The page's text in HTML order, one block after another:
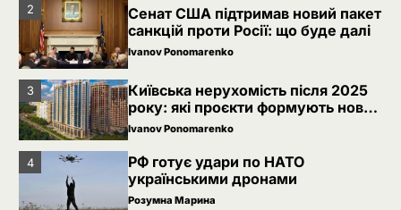
2
Сенат США підтримав новий пакет
санкцій проти Росії: що буде далі
Ivanov Ponomarenko
3
Київська нерухомість після 2025
року: які проєкти формують новий
вигляд столиці
Ivanov Ponomarenko
4
РФ готує удари по НАТО
українськими дронами
Розумна Марина